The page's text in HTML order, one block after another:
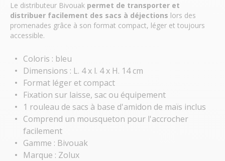
Le distributeur Bivouak permet de transporter et
distribuer facilement des sacs à déjections lors des
promenades grâce à son format compact, léger et toujours
accessible.
Coloris : bleu
Dimensions : L. 4 x l. 4 x H. 14 cm
Format léger et compact
Fixation sur laisse, sac ou équipement
1 rouleau de sacs à base d'amidon de maïs inclus
Comprend un mousqueton pour l'accrocher
facilement
Gamme : Bivouak
Marque : Zolux